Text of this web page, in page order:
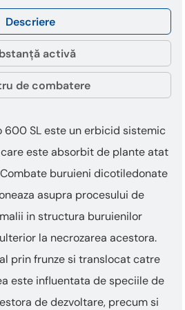
Descriere
600 SL este un erbicid sistemic
este absorbit de plante atat
buruieni dicotiledonate
asupra procesului de
in structura buruienilor
la necrozarea acestora.
prin frunze si translocat catre
este influentata de speciile de
de dezvoltare, precum si
activă
de combatere